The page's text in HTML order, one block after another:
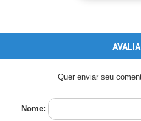
Quer enviar seu
Nome: